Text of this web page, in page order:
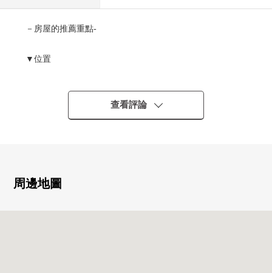
－房屋的推薦重點-
▼位置
・土地面積121.24平方公尺
查看評論
周邊地圖